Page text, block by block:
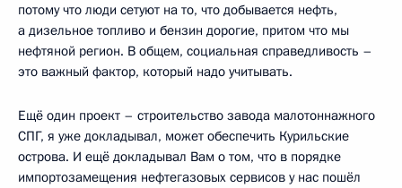
потому что люди сетуют на то, что добывается нефть,
а дизельное топливо и бензин дорогие, притом что мы
нефтяной регион. В общем, социальная справедливость –
это важный фактор, который надо учитывать.
Ещё один проект – строительство завода малотоннажного
СПГ, я уже докладывал, может обеспечить Курильские
острова. И ещё докладывал Вам о том, что в порядке
импортозамещения нефтегазовых сервисов у нас пошёл